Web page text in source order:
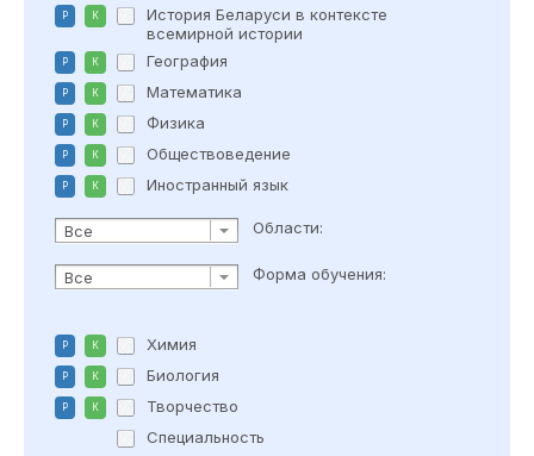
Р К
История Беларуси в контексте
всемирной истории
Р К География
Р К Математика
Р К Физика
Р К Обществоведение
Р К Иностранный язык
Все Области:
Все Форма обучения:
Р К Химия
Р К Биология
Р К
Творчество
Специальность